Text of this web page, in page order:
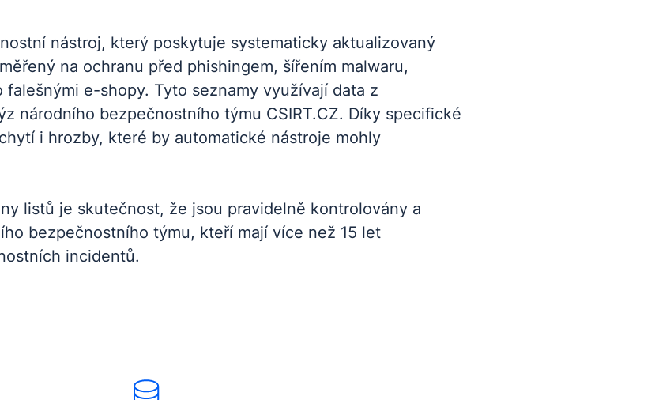
nástroj, který poskytuje systematicky aktualizovaný
na ochranu před phishingem, šířením malwaru,
e-shopy. Tyto seznamy využívají data z
národního bezpečnostního týmu CSIRT.CZ. Díky specifické
i hrozby, které by automatické nástroje mohly
listů je skutečnost, že jsou pravidelně kontrolovány a
bezpečnostního týmu, kteří mají více než 15 let
incidentů.